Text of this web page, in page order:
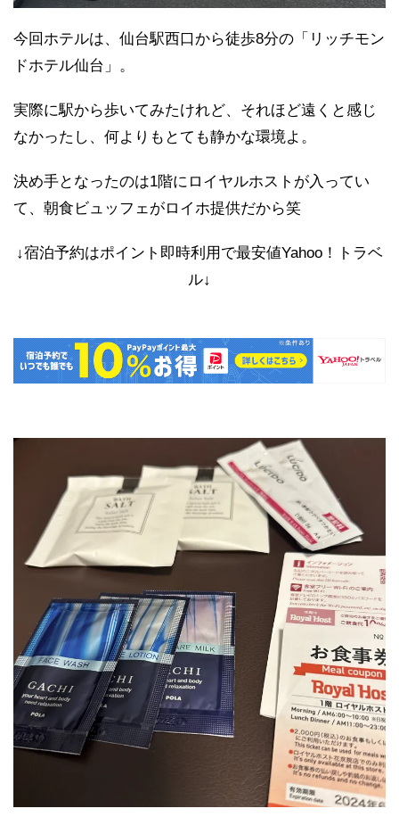
今回ホテルは、仙台駅西口から徒歩8分の「リッチモン
ドホテル仙台」。
実際に駅から歩いてみたけれど、それほど遠くと感じ
なかったし、何よりもとても静かな環境よ。
決め手となったのは1階にロイヤルホストが入ってい
て、朝食ビュッフェがロイホ提供だから笑
↓宿泊予約はポイント即時利用で最安値Yahoo！トラベ
ル↓